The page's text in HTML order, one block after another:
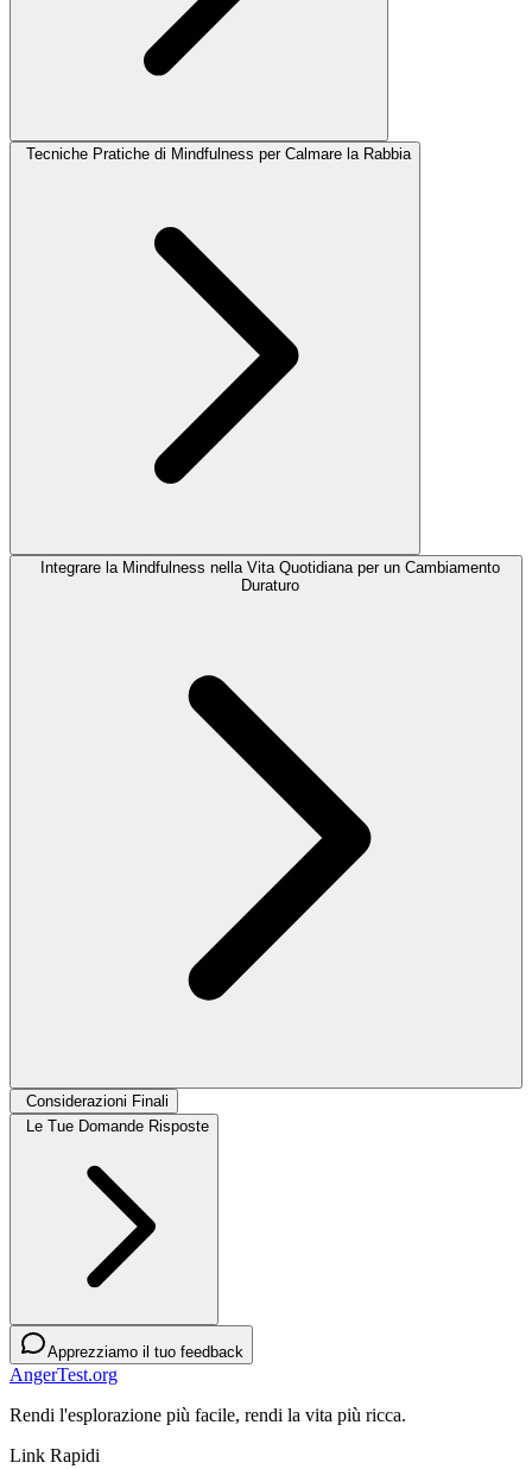
Tecniche Pratiche di Mindfulness per Calmare la Rabbia
Integrare la Mindfulness nella Vita Quotidiana per un Cambiamento
Duraturo
Considerazioni Finali
Le Tue Domande Risposte
Apprezziamo il tuo feedback
AngerTest.org
Rendi l'esplorazione più facile, rendi la vita più ricca.
Link Rapidi